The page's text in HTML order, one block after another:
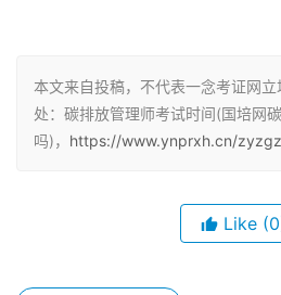
提前做好准备，选择一个靠谱的
报考碳排放管理师的考生需准备
师培训报名表1份；准备好以上资
老师；同时缴纳相关报名费用即
本文来自投稿，不代表一念考证网
处：碳排放管理师考试时间(国培网
吗)， https://www.ynprxh.cn/
Like